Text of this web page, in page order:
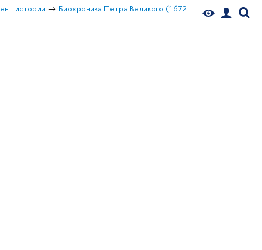
истории
Биохроника Петра Великого (1672-